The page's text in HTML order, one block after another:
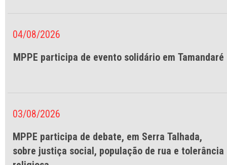
04/08/2026
MPPE participa de evento solidário em Tamandaré
03/08/2026
MPPE participa de debate, em Serra Talhada,
sobre justiça social, população de rua e tolerância